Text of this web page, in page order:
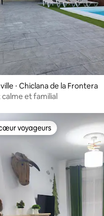
⋅ Chiclana de la Frontera
et familial
voyageurs
voyageurs